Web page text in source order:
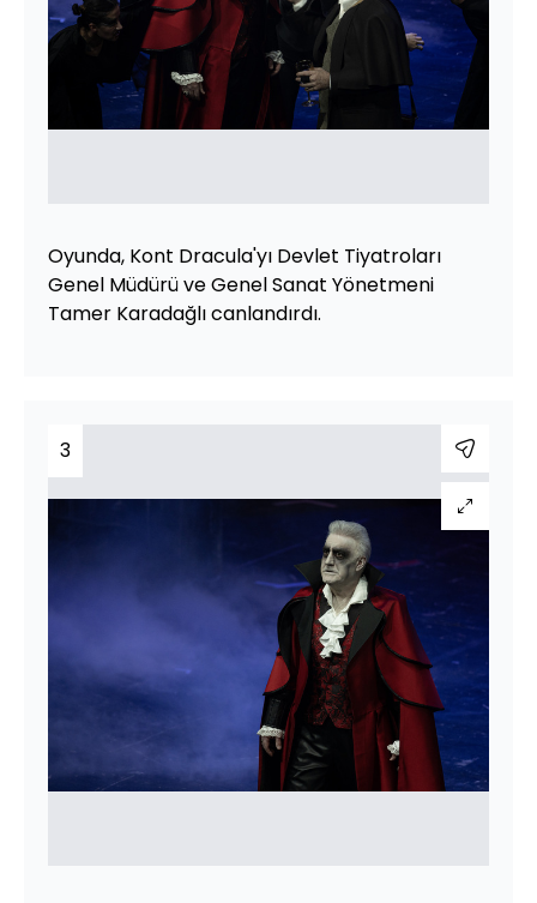
Oyunda, Kont Dracula'yı Devlet Tiyatroları
Genel Müdürü ve Genel Sanat Yönetmeni
Tamer Karadağlı canlandırdı.
3